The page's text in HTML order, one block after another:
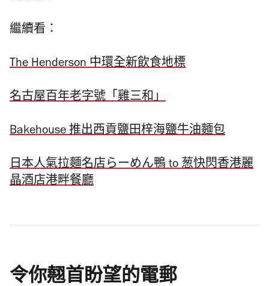
繼續看：
The Henderson 中環全新飲食地標
名古屋百年老字號「雞三和」
Bakehouse 推出⻄貢鹽⽥梓海鹽⽜油麵包
日本人氣拉麵名店らーめん鴨 to 葱快閃香港麗
晶酒店港畔餐廳
令你翹首盼望的電郵